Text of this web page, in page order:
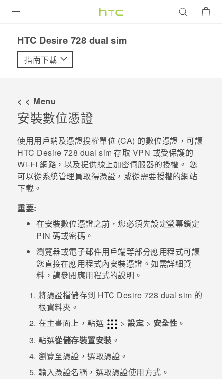
VIVE
配件
優惠專區
焦點訊息
校園專案
企業採購
銷售門市
VIVELAND
HTC Desire 728 dual sim‎
指南下載
< < Menu
安裝數位憑證
使用用戶端及憑證授權單位 (CA) 的數位憑證，可讓
HTC Desire 728 dual sim 存取 VPN 或受保護的
Wi-FI 網路，以及提供線上加密伺服器的授權。 您
可以從系統管理員取得憑證，或從需要授權的網站
下載。
重要:
在安裝數位憑證之前，您必須先設定螢幕鎖定
PIN 碼或密碼。
瀏覽器或電子郵件用戶端等部分應用程式可讓
您直接在應用程式內安裝憑證。如需詳細資
料，請參閱應用程式的說明。
將憑證檔儲存到 HTC Desire 728 dual sim 的
根資料夾。
在主畫面上，點選 > 設定 > 安全性 。
點選從儲存裝置安裝 。
瀏覽至憑證，選取憑證。
輸入憑證名稱，選取憑證使用方式。